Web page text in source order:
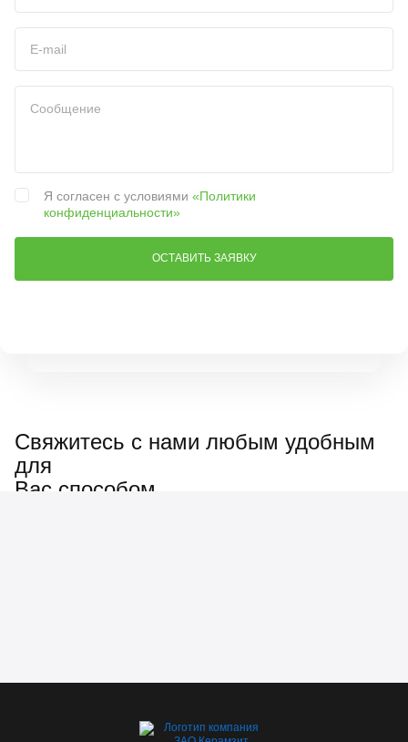
Свяжитесь с нами любым удобным
для
Вас способом
Я согласен с условиями «Политики
конфиденциальности»